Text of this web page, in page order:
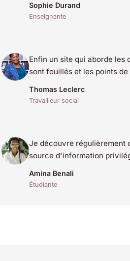
Sophie Durand
Enseignante
Enfin un site qui aborde les
sont fouillés et les points
Thomas Leclerc
Travailleur social
Je découvre régulièrement
source d'information
Amina Benali
Étudiante